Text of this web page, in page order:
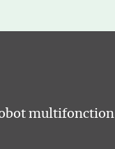
multifonction